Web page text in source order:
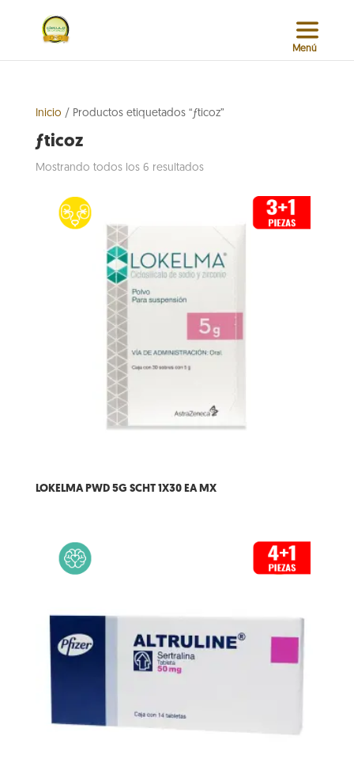
Inicio / Productos etiquetados “ƒticoz”
ƒticoz
Mostrando todos los 6 resultadosSorted
popularity
LOKELMA PWD 5G SCHT 1X30 EA MX